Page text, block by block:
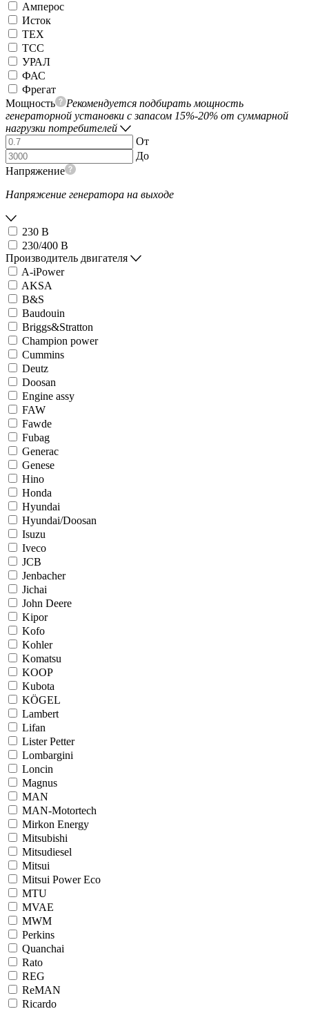
Амперос
Исток
ТЕХ
ТСС
УРАЛ
ФАС
Фрегат
Мощность
Рекомендуется подбирать мощность
генераторной установки с запасом 15%-20% от суммарной
нагрузки потребителей
От
До
Напряжение
Напряжение генератора на выходе
230 В
230/400 В
Производитель двигателя
A-iPower
AKSA
B&S
Baudouin
Briggs&Stratton
Champion power
Cummins
Deutz
Doosan
Engine assy
FAW
Fawde
Fubag
Generac
Genese
Hino
Honda
Hyundai
Hyundai/Doosan
Isuzu
Iveco
JCB
Jenbacher
Jichai
John Deere
Kipor
Kofo
Kohler
Komatsu
KOOP
Kubota
KÖGEL
Lambert
Lifan
Lister Petter
Lombargini
Loncin
Magnus
MAN
MAN-Motortech
Mirkon Energy
Mitsubishi
Mitsudiesel
Mitsui
Mitsui Power Eco
MTU
MVAE
MWM
Perkins
Quanchai
Rato
REG
ReMAN
Ricardo